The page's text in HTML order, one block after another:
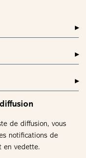
de diffusion, vous
notifications de
en vedette.